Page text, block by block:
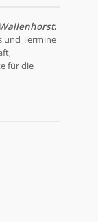
Wallenhorst,
und Termine
für die